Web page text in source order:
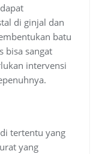
di ginjal dan
batu
bisa sangat
intervensi
tertentu yang
yang